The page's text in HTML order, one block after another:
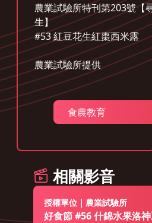
農業試驗所特刊第203號【
生】
#53 紅豆花生紅棗西米露
農業試驗所提供
食農教育
相關影音
授權單位｜農業試驗所
好食節 #56 什錦水果洛